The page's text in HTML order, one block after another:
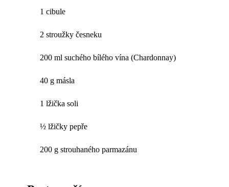
1 cibule
2 stroužky česneku
200 ml suchého bílého vína (Chardonnay)
40 g másla
1 lžička soli
½ lžičky pepře
200 g strouhaného parmazánu